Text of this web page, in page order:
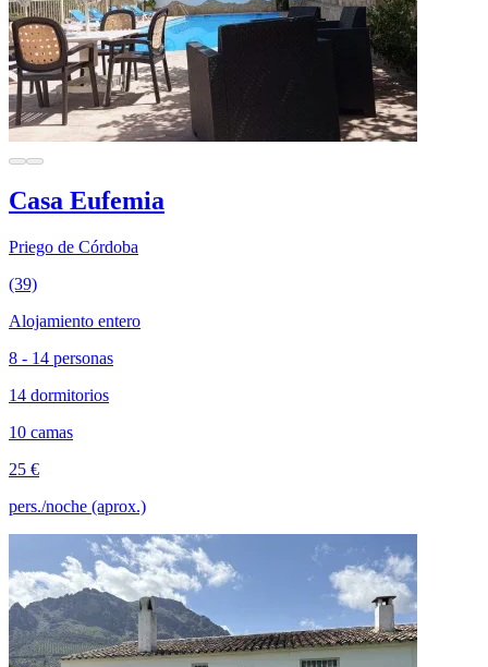
Casa Eufemia
Priego de Córdoba
(39)
Alojamiento entero
8 - 14 personas
14 dormitorios
10 camas
25 €
pers./noche (aprox.)